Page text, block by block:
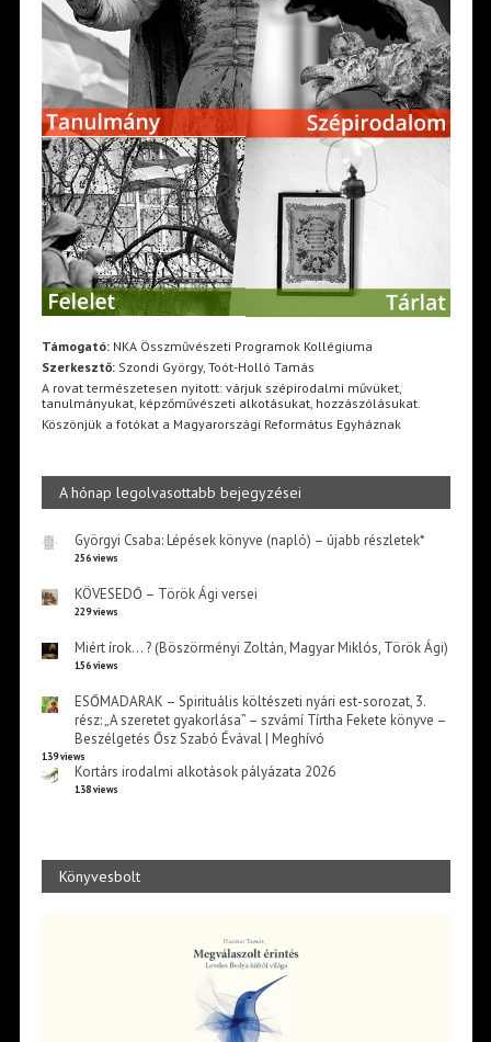
Támogató:NKA Összművészeti Programok Kollégiuma
Szerkesztő:Szondi György, Toót-Holló Tamás
A rovat természetesen nyitott: várjuk szépirodalmi művüket,
tanulmányukat, képzőművészeti alkotásukat, hozzászólásukat.
Köszönjük a fotókat a Magyarországi Református Egyháznak
A hónap legolvasottabb bejegyzései
Györgyi Csaba: Lépések könyve (napló) – újabb részletek*
256 views
KÖVESEDŐ – Török Ági versei
229 views
Miért írok… ? (Böszörményi Zoltán, Magyar Miklós, Török Ági)
156 views
ESŐMADARAK – Spirituális költészeti nyári est-sorozat, 3.
rész: „A szeretet gyakorlása” – szvámí Tírtha Fekete könyve –
Beszélgetés Ősz Szabó Évával | Meghívó
139 views
Kortárs irodalmi alkotások pályázata 2026
138 views
Könyvesbolt